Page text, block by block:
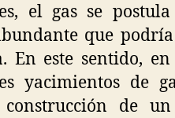
el gas se
que
En este sentido,
yacimientos de
de